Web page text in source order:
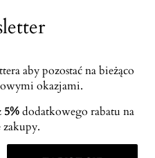
aby pozostać na bieżąco
okazjami.
5%dodatkowego rabatu na
zakupy.